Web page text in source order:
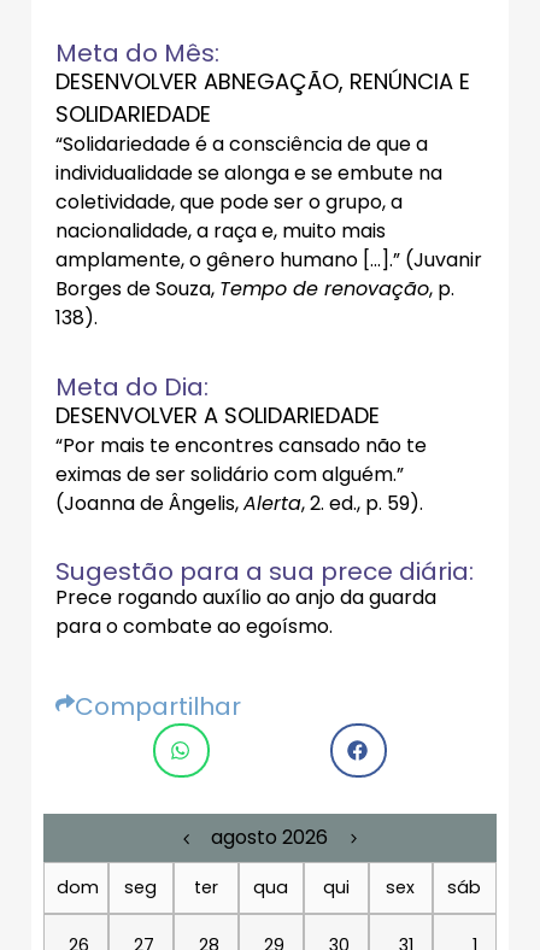
Meta do Mês:
DESENVOLVER ABNEGAÇÃO, RENÚNCIA E
SOLIDARIEDADE
“Solidariedade é a consciência de que a
individualidade se alonga e se embute na
coletividade, que pode ser o grupo, a
nacionalidade, a raça e, muito mais
amplamente, o gênero humano [...].” (Juvanir
Borges de Souza, Tempo de renovação, p.
138).
Meta do Dia:
DESENVOLVER A SOLIDARIEDADE
“Por mais te encontres cansado não te
eximas de ser solidário com alguém.”
(Joanna de Ângelis,Alerta, 2. ed., p. 59).
Sugestão para a sua prece diária:
Prece rogando auxílio ao anjo da guarda
para o combate ao egoísmo.
Compartilhar
agosto 2026
dom seg ter qua qui sex sáb